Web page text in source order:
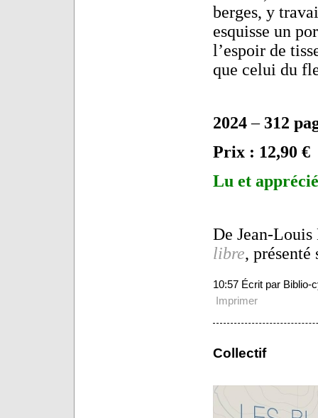
berges, y
esquisse un
l’espoir de
que celui du
2024– 312
Prix : 12,90 €
Lu et
De Jean-
libre,
10:57 Écrit par Biblio-
Imprimer
Collectif